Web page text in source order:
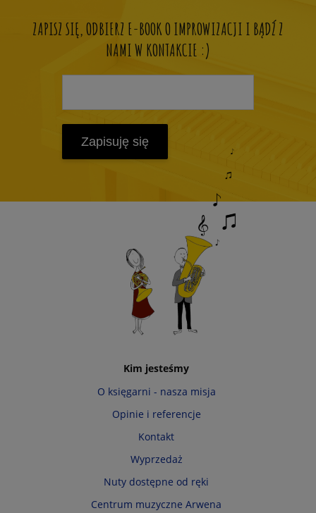
ZAPISZ SIĘ, ODBIERZ E-BOOK O IMPROWIZACJI I BĄDŹ Z
NAMI W KONTAKCIE :)
Zapisuję się
Kim jesteśmy
O księgarni - nasza misja
Opinie i referencje
Kontakt
Wyprzedaż
Nuty dostępne od ręki
Centrum muzyczne Arwena